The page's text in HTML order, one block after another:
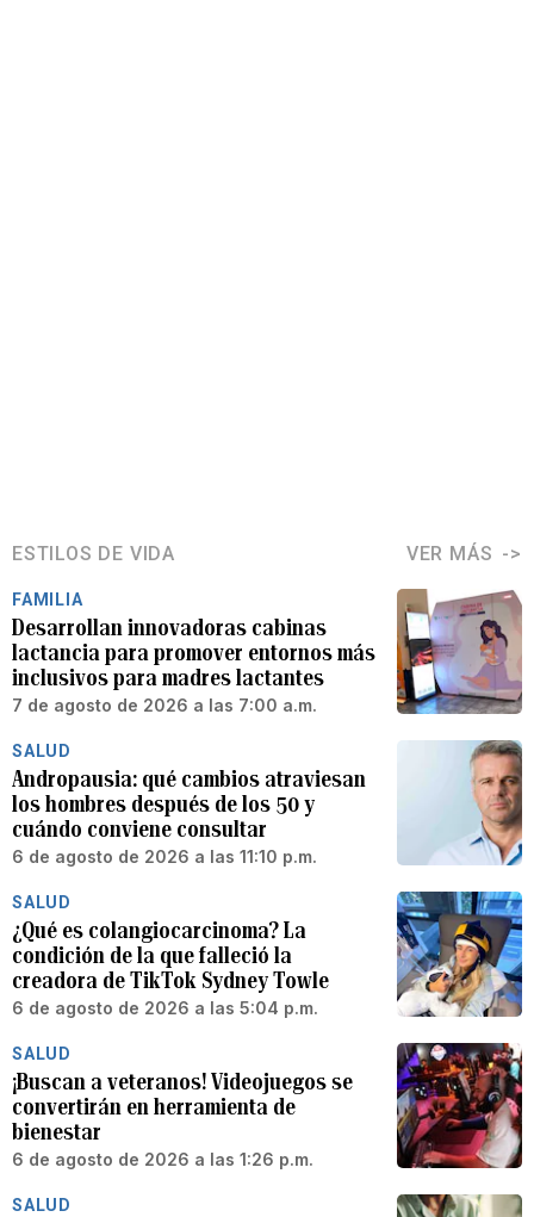
ESTILOS DE VIDA VER MÁS
FAMILIA
Desarrollan innovadoras cabinas
lactancia para promover entornos más
inclusivos para madres lactantes
7 de agosto de 2026 a las 7:00 a.m.
SALUD
Andropausia: qué cambios atraviesan
los hombres después de los 50 y
cuándo conviene consultar
6 de agosto de 2026 a las 11:10 p.m.
SALUD
¿Qué es colangiocarcinoma? La
condición de la que falleció la
creadora de TikTok Sydney Towle
6 de agosto de 2026 a las 5:04 p.m.
SALUD
¡Buscan a veteranos! Videojuegos se
convertirán en herramienta de
bienestar
6 de agosto de 2026 a las 1:26 p.m.
SALUD